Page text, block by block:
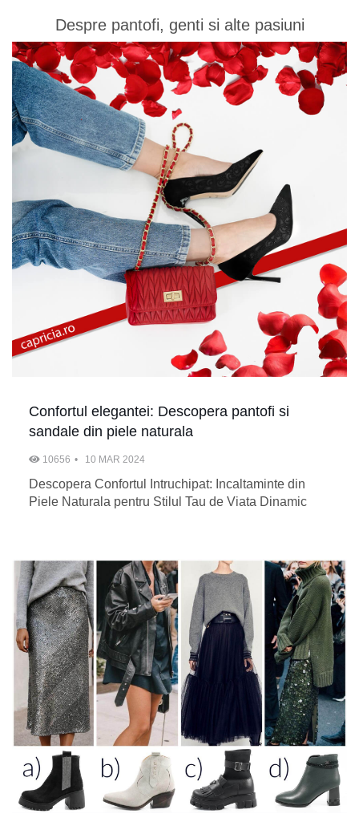
Despre pantofi, genti si alte pasiuni
Confortul elegantei: Descopera pantofi si
sandale din piele naturala
10656 10 MAR 2024
Descopera Confortul Intruchipat: Incaltaminte din
Piele Naturala pentru Stilul Tau de Viata Dinamic